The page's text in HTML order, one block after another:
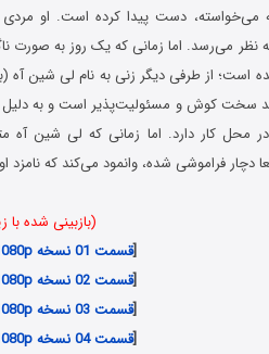
می‌خواسته، دست پیدا کرده است. او مردی
نظر می‌رسد. اما زمانی که یک روز به صورت
است؛ از طرفی دیگر زنی به نام لی شین آه
سخت کوش و مسئولیت‌پذیر است و به
محل کار دارد. اما زمانی که لی شین آه
دچار فراموشی شده، وانمود می‌کند که نامزد
(بازبینی شده
[قسمت 01 نسخه 1080p
[قسمت 02 نسخه 1080p
[قسمت 03 نسخه 1080p
[قسمت 04 نسخه 1080p